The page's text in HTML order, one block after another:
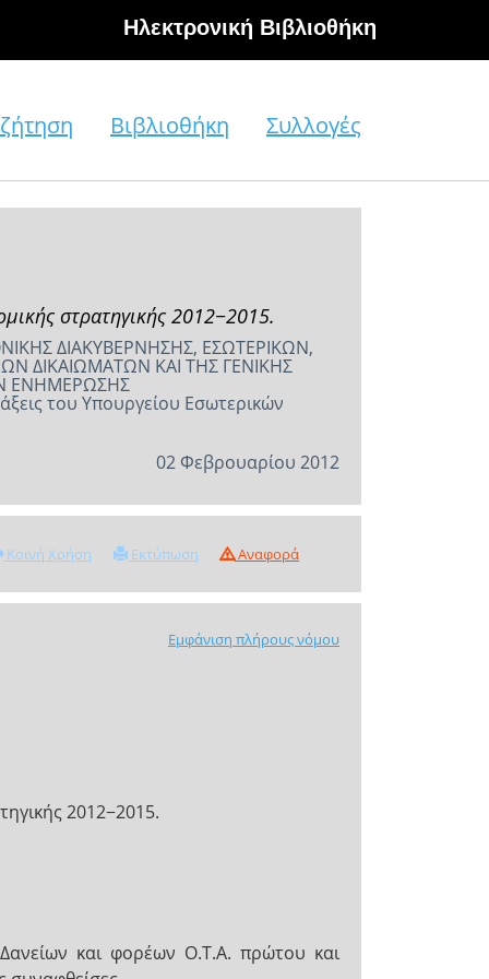
Hλεκτρονική Βιβλιοθήκη
Βιβλιοθήκη Συλλογές
στρατηγικής 2012−2015.
ΔΙΑΚΥΒΕΡΝΗΣΗΣ, ΕΣΩΤΕΡΙΚΩΝ,
ΔΙΚΑΙΩΜΑΤΩΝ ΚΑΙ ΤΗΣ ΓΕΝΙΚΗΣ
ΕΝΗΜΕΡΩΣΗΣ
του Υπουργείου Εσωτερικών
02 Φεβρουαρίου 2012
Κοινή Χρήση Εκτύπωση Αναφορά
Εμφάνιση πλήρους νόμου
2012−2015.
και φορέων Ο.Τ.Α. πρώτου και